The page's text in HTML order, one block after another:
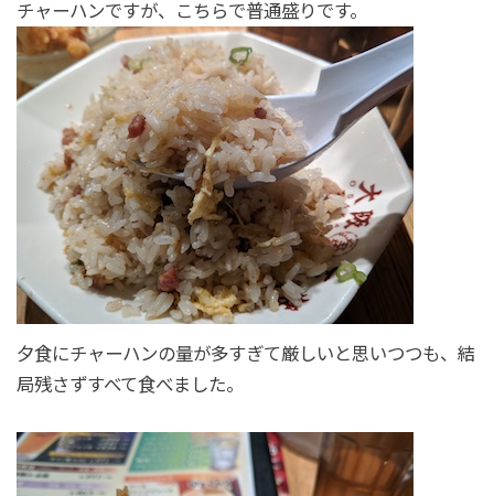
チャーハンですが、こちらで普通盛りです。
夕食にチャーハンの量が多すぎて厳しいと思いつつも、結
局残さずすべて食べました。